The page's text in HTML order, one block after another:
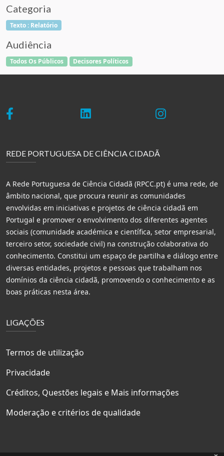
Categoria
Texto : Relatório
Audiência
Todos Os Públicos Decisores Políticos
REDE PORTUGUESA DE CIÊNCIA CIDADÃ
A Rede Portuguesa de Ciência Cidadã (RPCC.pt) é uma rede, de
âmbito nacional, que procura reunir as comunidades
envolvidas em iniciativas e projetos de ciência cidadã em
Portugal e promover o envolvimento dos diferentes agentes
sociais (comunidade académica e científica, setor empresarial,
terceiro setor, sociedade civil) na construção colaborativa do
conhecimento. Constitui um espaço de partilha e diálogo entre
diversas entidades, projetos e pessoas que trabalham nos
domínios da ciência cidadã, promovendo o conhecimento e as
boas práticas nesta área.
LIGAÇÕES
Termos de utilização
Privacidade
Créditos, Questões legais e Mais informações
Moderação e critérios de qualidade